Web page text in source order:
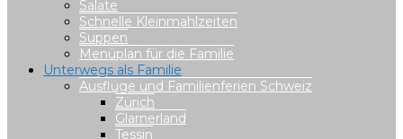
Salate
Schnelle Kleinmahlzeiten
Suppen
Menüplan für die Familie
Unterwegs als Familie
Ausflüge und Familienferien Schweiz
Zürich
Glarnerland
Tessin